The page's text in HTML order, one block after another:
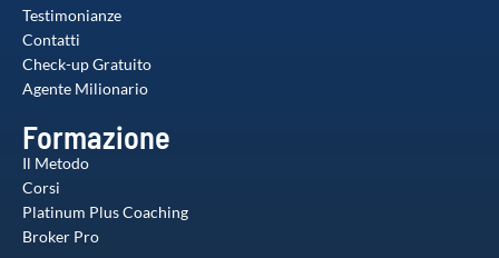
Testimonianze
Contatti
Check-up Gratuito
Agente Milionario
Formazione
Il Metodo
Corsi
Platinum Plus Coaching
Broker Pro